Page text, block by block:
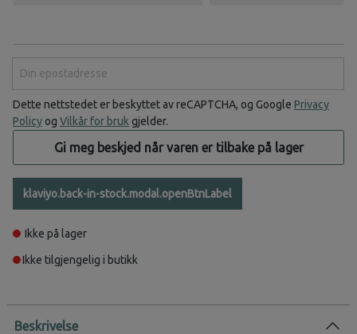
Dette nettstedet er beskyttet av reCAPTCHA, og Google Privacy
Policy og Vilkår for bruk gjelder.
Gi meg beskjed når varen er tilbake på lager
klaviyo.back-in-stock.modal.openBtnLabel
Ikke på lager
Ikke tilgjengelig i butikk
Beskrivelse